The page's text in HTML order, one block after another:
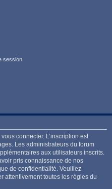
session
connecter. L’inscription est
Les administrateurs du forum
aux utilisateurs inscrits.
pris connaissance de nos
de confidentialité. Veuillez
attentivement toutes les règles du